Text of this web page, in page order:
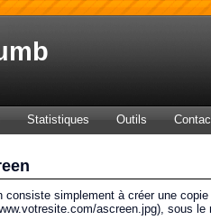
Statistiques Outils
consiste simplement à créer une
ascreen.jpg), sous le